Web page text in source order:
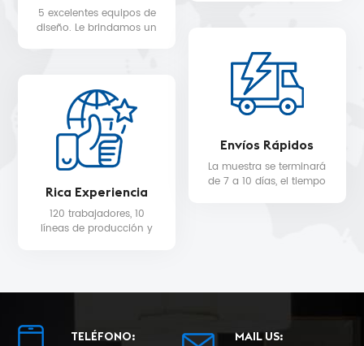
5 excelentes equipos de
diseño. Le brindamos un
STARBUCKS, DIOR,
Rica Experiencia
120 trabajadores, 10
líneas de producción y
Envíos Rápidos
La muestra se terminará
de 7 a 10 días, el tiempo
TELÉFONO: MAIL US: